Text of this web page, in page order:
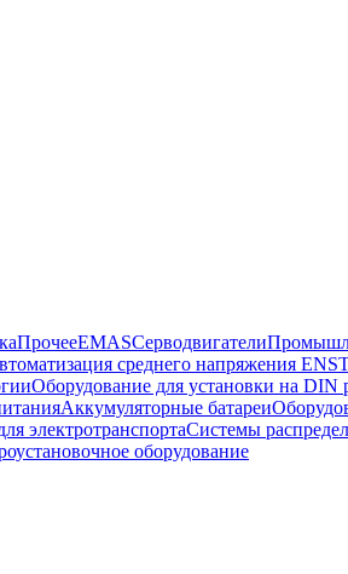
ПрочееEMASCерводвигатели
среднего напряжения
Оборудование для установки на DIN
Аккумуляторные батареи
электротранспортаСистемы
оборудование